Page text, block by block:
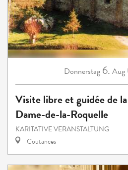
Donnerstag 6. Aug
Visite libre et guidée de
Dame-de-la-Roquelle
KARITATIVE VERANSTALTUNG
Coutances